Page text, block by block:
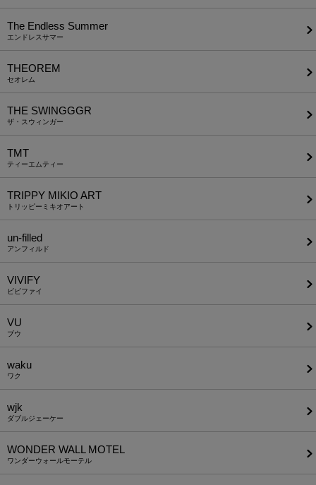
The Endless Summer
エンドレスサマー
THEOREM
セオレム
THE SWINGGGR
ザ・スウィンガー
TMT
ティーエムティー
TRIPPY MIKIO ART
トリッピーミキオアート
un-filled
アンフィルド
VIVIFY
ビビファイ
VU
ブウ
waku
ワク
wjk
ダブルジェーケー
WONDER WALL MOTEL
ワンダーウォールモーテル